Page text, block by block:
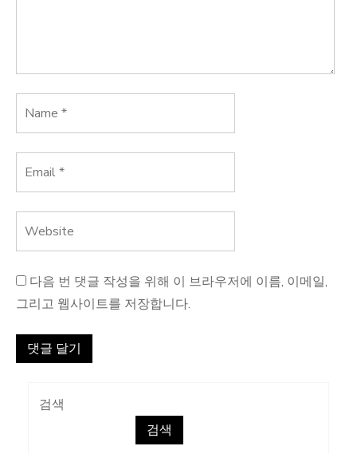
다음 번 댓글 작성을 위해 이 브라우저에 이름, 이메일,
그리고 웹사이트를 저장합니다.
검색
검색